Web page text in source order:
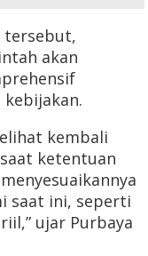
tersebut,
akan
kembali
ketentuan
saat ini, seperti
ujar Purbaya